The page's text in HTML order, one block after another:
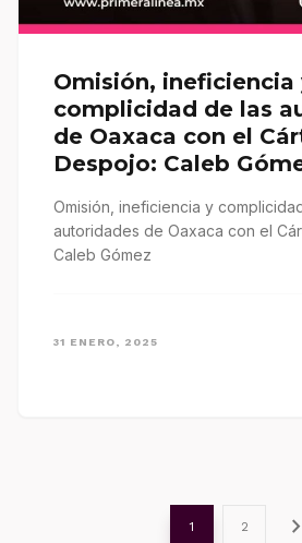
Omisión, ineficiencia
complicidad de las
de Oaxaca con el
Despojo: Caleb
Omisión, ineficiencia y
autoridades de Oaxaca con el
Caleb Gómez
31 ENERO, 2025
1 2 chevron_right